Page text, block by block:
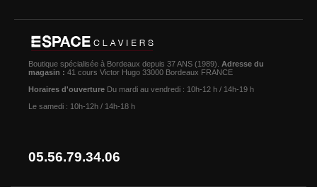
Boutique spécialisée à Bordeaux depuis 37 ANS (1989). Adresse du
magasin : 41 cours Victor Hugo 33000 Bordeaux FRANCE
Horaires d'ouverture Du mardi au vendredi : 10h-12 h / 14h-19 h
Le samedi : 10h-12h / 14h-18 h
05.56.79.34.06